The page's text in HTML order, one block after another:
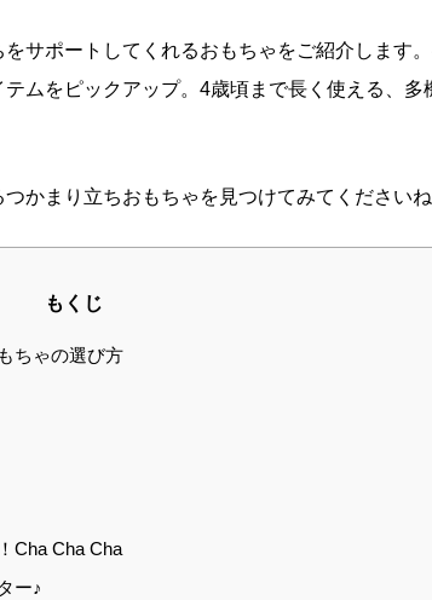
サポートしてくれるおもちゃをご紹介します
ムをピックアップ。4歳頃まで長く使える、多
かまり立ちおもちゃを見つけてみてください
もくじ
ちゃの選び方
Cha Cha Cha
ー♪